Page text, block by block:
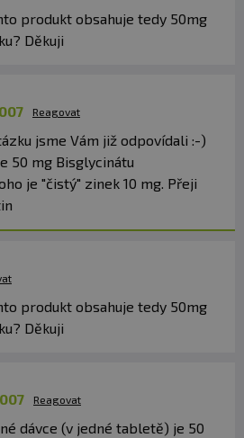
produkt obsahuje tedy 50mg
Děkuji
Reagovat
jsme Vám již odpovídali :-)
50 mg Bisglycinátu
je "čistý" zinek 10 mg. Přeji
produkt obsahuje tedy 50mg
Děkuji
Reagovat
dávce (v jedné tabletě) je 50